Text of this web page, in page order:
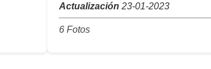
Actualización 23-01-2023
6 Fotos